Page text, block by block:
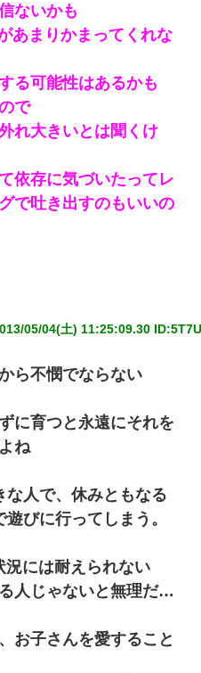
扱いされた。母親「あっ
ｯｼｯ」→ 後日、俺を見つけた
建てられるね！』夫「実家
金使った」→私『離婚しよ
はあげるから』→すると…
的に「もう冷めた」と離婚
年、手取り１４万 → 俺「２
転職したい」義父「ク
」
家に泊めた結果ｗｗｗｗｗ
してるのに、見て見ぬふり
れから15年、妹が弟の子を
月なんだと母から連絡が
な
真を保存して顔面評価スレ
ブスという評価の中で二人
った
い → 俺（二度と帰ってくる
た恨みは、正直こんなもん
引きしてみた結果ｗｗｗｗ
ないかも
あまりかまってくれな
る可能性はあるかも
で
れ大きいとは聞くけ
依存に気づいたってレ
で吐き出すのもいいの
05/04(土) 11:25:09.30 ID:
ら不憫でならない
に育つと永遠にそれを
ね
な人で、休みともなる
びに行ってしまう。
況には耐えられない
人じゃないと無理だ…
お子さんを愛すること